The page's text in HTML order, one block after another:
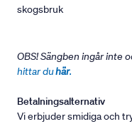
skogsbruk
OBS! Sängben ingår inte
hittar duhär.
Betalningsalternativ
Vi erbjuder smidiga och